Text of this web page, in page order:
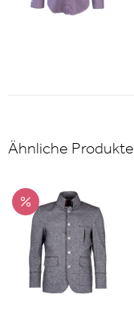
Ähnliche Produkte